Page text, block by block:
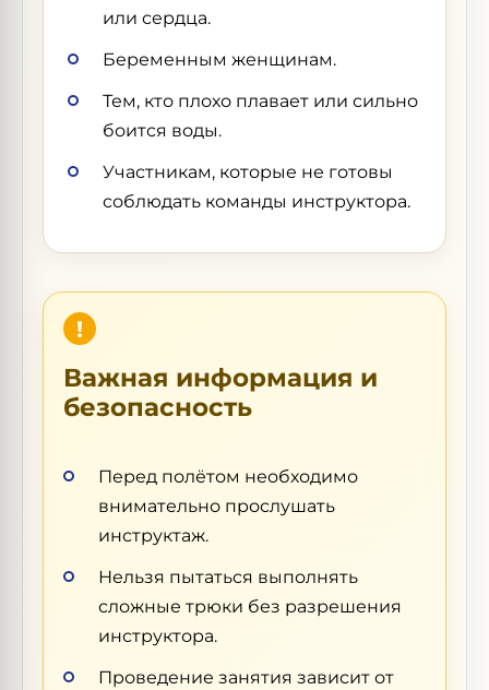
или сердца.
Беременным женщинам.
Тем, кто плохо плавает или сильно
боится воды.
Участникам, которые не готовы
соблюдать команды инструктора.
Важная информация и
безопасность
Перед полётом необходимо
внимательно прослушать
инструктаж.
Нельзя пытаться выполнять
сложные трюки без разрешения
инструктора.
Проведение занятия зависит от